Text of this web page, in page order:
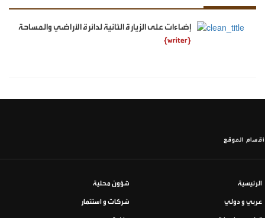
إضاءات على الزيارة الثانية لدائرة الأراضي والمساحة
{writer}
أقسام الموقع
الرئيسية شؤون محلية
عربي و دولي شركات و استثمار